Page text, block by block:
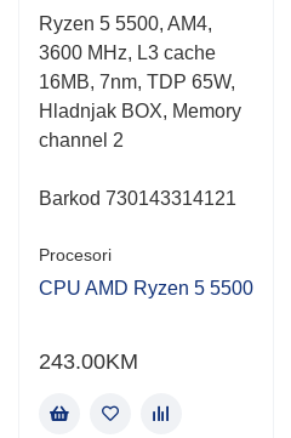
Rated
0.001
out
of
5
Ryzen 5 5500, AM4,
3600 MHz, L3 cache
16MB, 7nm, TDP 65W,
Hladnjak BOX, Memory
channel 2
Barkod 730143314121
Procesori
CPU AMD Ryzen 5 5500
243.00KM